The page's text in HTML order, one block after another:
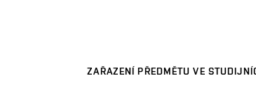
ZAŘAZENÍ PŘEDMĚTU VE